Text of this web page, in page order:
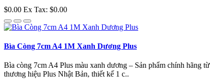
$0.00 Ex Tax: $0.00
Bìa Còng 7cm A4 1M Xanh Dương Plus
Bìa còng 7cm A4 Plus màu xanh dương – Sản phẩm chính hãng từ
thương hiệu Plus Nhật Bản, thiết kế 1 c..